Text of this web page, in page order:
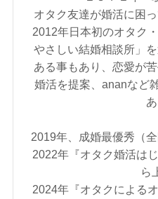
オタク友達が婚活に困
2012年日本初のオタク
やさしい結婚相談所」
ある事もあり、恋愛が
婚活を提案、ananなど
2019年、成婚最優秀（
2022年『オタク婚活は
ら
2024年『オタクによる